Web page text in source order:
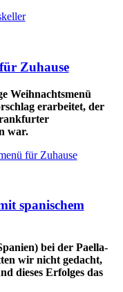
Zuhause
Weihnachtsmenü
erarbeitet, der
war.
für Zuhause
spanischem
bei der Paella-
wir nicht gedacht,
dieses Erfolges das